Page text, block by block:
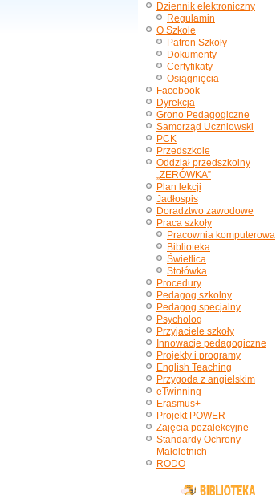
Dziennik elektroniczny
Regulamin
O Szkole
Patron Szkoły
Dokumenty
Certyfikaty
Osiągnięcia
Facebook
Dyrekcja
Grono Pedagogiczne
Samorząd Uczniowski
PCK
Przedszkole
Oddział przedszkolny
„ZERÓWKA”
Plan lekcji
Jadłospis
Doradztwo zawodowe
Praca szkoły
Pracownia komputerowa
Biblioteka
Świetlica
Stołówka
Procedury
Pedagog szkolny
Pedagog specjalny
Psycholog
Przyjaciele szkoły
Innowacje pedagogiczne
Projekty i programy
English Teaching
Przygoda z angielskim
eTwinning
Erasmus+
Projekt POWER
Zajęcia pozalekcyjne
Standardy Ochrony
Małoletnich
RODO